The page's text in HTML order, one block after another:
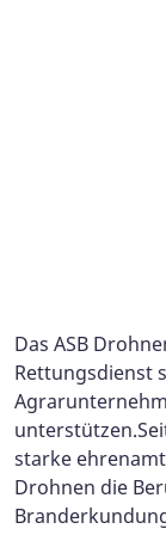
Das ASB
Rettungsdienst
unterstützen.
starke
Drohnen die